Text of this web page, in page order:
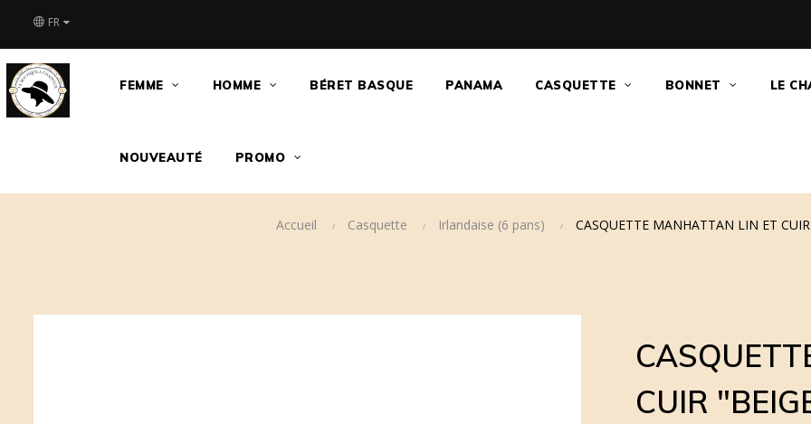
FR
FEMME HOMME BÉRET BASQUE PANAMA CASQUETTE BONNET LE
NOUVEAUTÉ PROMO
Accueil Casquette Irlandaise (6 pans) CASQUETTE MANHATTAN LIN ET
CUIR